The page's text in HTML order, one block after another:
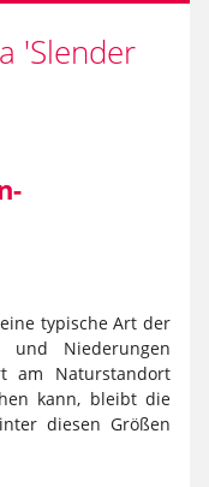
'Slender
typische Art der
und Niederungen
am Naturstandort
kann, bleibt die
diesen Größen